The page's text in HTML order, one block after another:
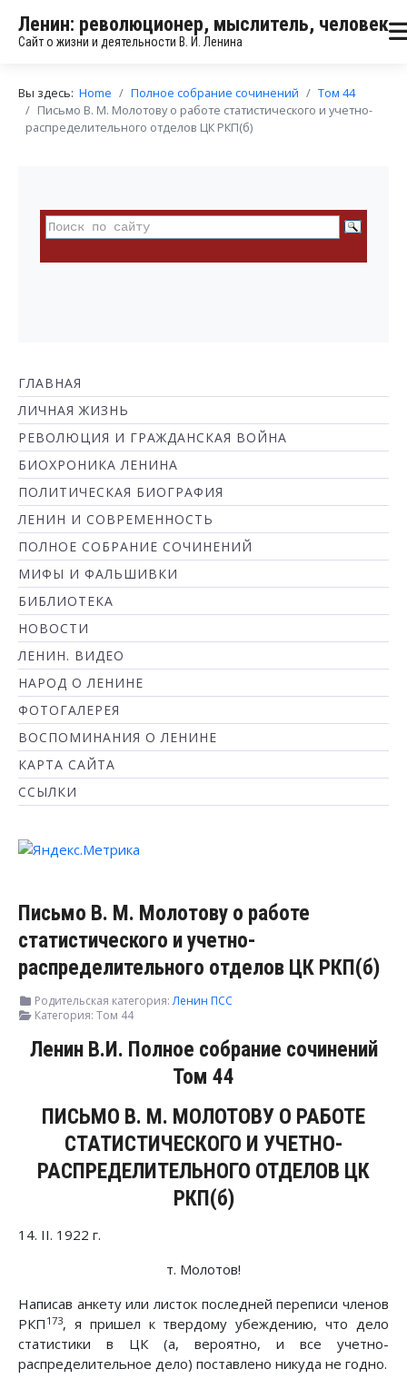
Ленин: революционер, мыслитель, человек
Сайт о жизни и деятельности В. И. Ленина
Вы здесь: Home Полное собрание сочинений
Том 44
Письмо В. М. Молотову о работе статистического и учетно-
распределительного отделов ЦК РКП(б)
ГЛАВНАЯ
ЛИЧНАЯ ЖИЗНЬ
РЕВОЛЮЦИЯ И ГРАЖДАНСКАЯ ВОЙНА
БИОХРОНИКА ЛЕНИНА
ПОЛИТИЧЕСКАЯ БИОГРАФИЯ
ЛЕНИН И СОВРЕМЕННОСТЬ
ПОЛНОЕ СОБРАНИЕ СОЧИНЕНИЙ
МИФЫ И ФАЛЬШИВКИ
БИБЛИОТЕКА
НОВОСТИ
ЛЕНИН. ВИДЕО
НАРОД О ЛЕНИНЕ
ФОТОГАЛЕРЕЯ
ВОСПОМИНАНИЯ О ЛЕНИНЕ
КАРТА САЙТА
ССЫЛКИ
Письмо В. М. Молотову о работе
статистического и учетно-
распределительного отделов ЦК РКП(б)
Родительская категория:Ленин ПСС
Категория: Том 44
Ленин В.И. Полное собрание сочинений
Том 44
ПИСЬМО В. М. МОЛОТОВУ О РАБОТЕ
СТАТИСТИЧЕСКОГО И УЧЕТНО-
РАСПРЕДЕЛИТЕЛЬНОГО ОТДЕЛОВ ЦК
РКП(б)
14. II. 1922 г.
т. Молотов!
Написав анкету или листок последней переписи членов
РКП 173, я пришел к твердому убеждению, что дело
статистики в ЦК (а, вероятно, и все учетно-
распределительное дело) поставлено никуда не годно.